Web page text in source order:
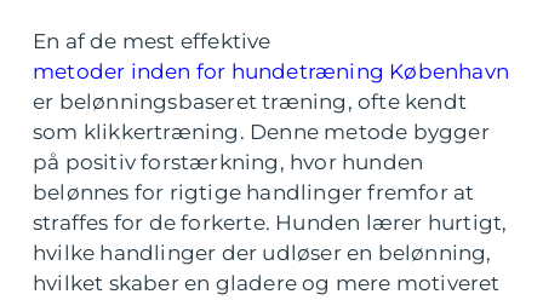
En af de mest effektive
metoder inden for hundetræning København
er belønningsbaseret træning, ofte kendt
som klikkertræning. Denne metode bygger
på positiv forstærkning, hvor hunden
belønnes for rigtige handlinger fremfor at
straffes for de forkerte. Hunden lærer hurtigt,
hvilke handlinger der udløser en belønning,
hvilket skaber en gladere og mere motiveret